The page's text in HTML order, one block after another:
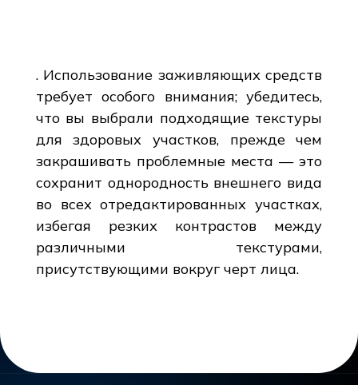
. Использование заживляющих средств
требует особого внимания; убедитесь,
что вы выбрали подходящие текстуры
для здоровых участков, прежде чем
закрашивать проблемные места — это
сохранит однородность внешнего вида
во всех отредактированных участках,
избегая резких контрастов между
различными текстурами,
присутствующими вокруг черт лица.